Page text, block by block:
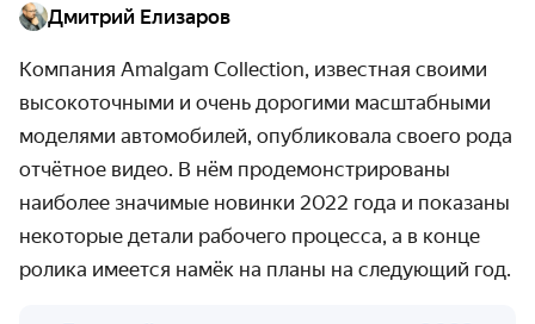
Дмитрий Елизаров
Компания Amalgam Collection, известная своими
высокоточными и очень дорогими масштабными
моделями автомобилей, опубликовала своего рода
отчётное видео. В нём продемонстрированы
наиболее значимые новинки 2022 года и показаны
некоторые детали рабочего процесса, а в конце
ролика имеется намёк на планы на следующий год.